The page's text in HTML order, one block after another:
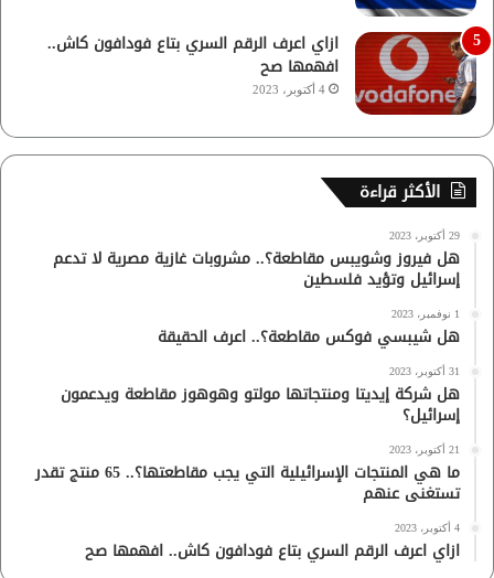
ازاي اعرف الرقم السري بتاع فودافون كاش..
افهمها صح
4 أكتوبر، 2023
الأكثر قراءة
29 أكتوبر، 2023
هل فيروز وشويبس مقاطعة؟.. مشروبات غازية مصرية لا تدعم
إسرائيل وتؤيد فلسطين
1 نوفمبر، 2023
هل شيبسي فوكس مقاطعة؟.. اعرف الحقيقة
31 أكتوبر، 2023
هل شركة إيديتا ومنتجاتها مولتو وهوهوز مقاطعة ويدعمون
إسرائيل؟
21 أكتوبر، 2023
ما هي المنتجات الإسرائيلية التي يجب مقاطعتها؟.. 65 منتج تقدر
تستغنى عنهم
4 أكتوبر، 2023
ازاي اعرف الرقم السري بتاع فودافون كاش.. افهمها صح